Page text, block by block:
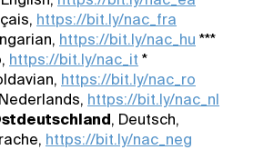
https://bit.ly/nac_fra
https://bit.ly/nac_hu ***
https://bit.ly/nac_it *
https://bit.ly/nac_ro
https://bit.ly/nac_nl
, Deutsch,
https://bit.ly/nac_neg